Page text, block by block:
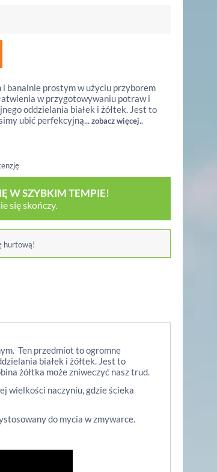
i banalnie prostym w użyciu przyborem
w przygotowywaniu potraw i
oddzielania białek i żółtek. Jest to
ubić perfekcyjną...zobacz więcej..
W SZYBKIM TEMPIE!
się skończy.
hurtową!
Ten przedmiot to ogromne
białek i żółtek. Jest to
żółtka może zniweczyć nasz trud.
wielkości naczyniu, gdzie ścieka
do mycia w zmywarce.